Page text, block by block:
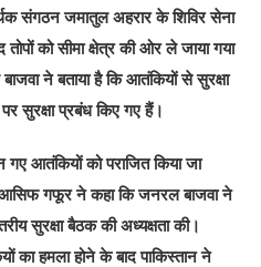
संगठन जमातुल अहरार के शिविर सेना
को सीमा क्षेत्र की ओर ले जाया गया
ने बताया है कि आतंकियों से सुरक्षा
सुरक्षा प्रबंध किए गए हैं।
गए आतंकियों को पराजित किया जा
गफूर ने कहा कि जनरल बाजवा ने
सुरक्षा बैठक की अध्यक्षता की।
का हमला होने के बाद पाकिस्तान ने